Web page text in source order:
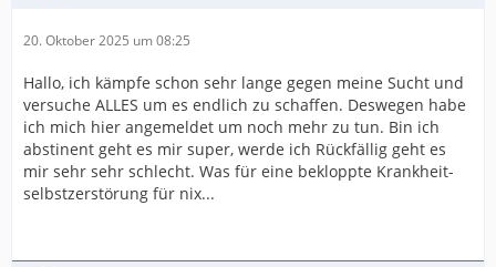
20. Oktober 2025 um 08:25
Hallo, ich kämpfe schon sehr lange gegen meine Sucht und
versuche ALLES um es endlich zu schaffen. Deswegen habe
ich mich hier angemeldet um noch mehr zu tun. Bin ich
abstinent geht es mir super, werde ich Rückfällig geht es
mir sehr sehr schlecht. Was für eine bekloppte Krankheit-
selbstzerstörung für nix...